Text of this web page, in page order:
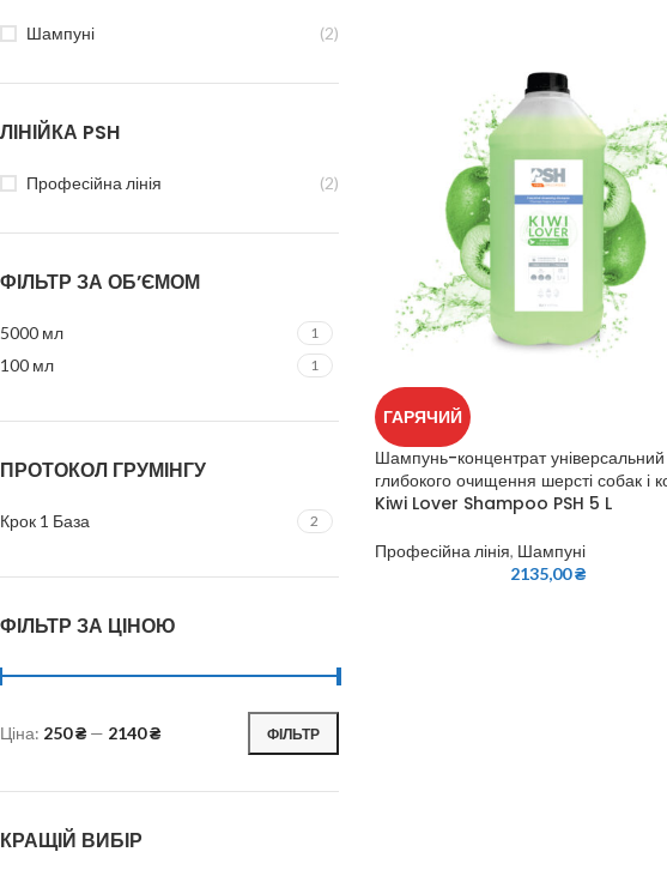
Шампуні (2)
ЛІНІЙКА PSH
Професійна лінія (2)
ФІЛЬТР ЗА ОБ’ЄМОМ
5000 мл 1
100 мл 1
ПРОТОКОЛ ГРУМІНГУ
Крок 1 База 2
ФІЛЬТР ЗА ЦІНОЮ
ФІЛЬТР
Ціна: 250 ₴ — 2140 ₴
КРАЩІЙ ВИБІР
ГАРЯЧИЙ
Шампунь-концентрат
глибокого очищення шерсті собак і
Kiwi Lover Shampoo PSH 5 L
Професійна лінія, Шампуні
2135,00₴